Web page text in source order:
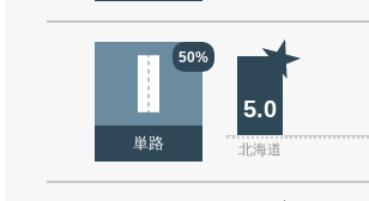
50%
単路
5.0
北海道